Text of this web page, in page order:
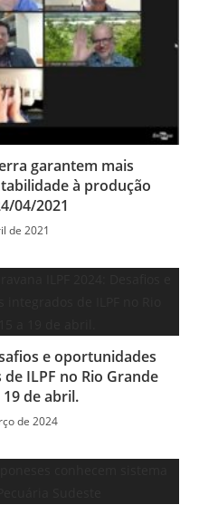
garantem mais
à produção
04/2021
de 2021
e oportunidades
ILPF no Rio Grande
19 de abril.
de 2024